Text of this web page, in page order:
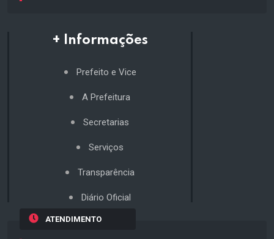
+ Informações
Prefeito e Vice
A Prefeitura
Secretarias
Serviços
Transparência
Diário Oficial
ATENDIMENTO